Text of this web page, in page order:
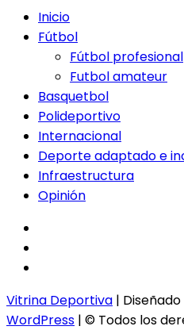
Inicio
Fútbol
Fútbol profesional
Futbol amateur
Basquetbol
Polideportivo
Internacional
Deporte adaptado e
Infraestructura
Opinión
Vitrina Deportiva |
WordPress | © Todos los